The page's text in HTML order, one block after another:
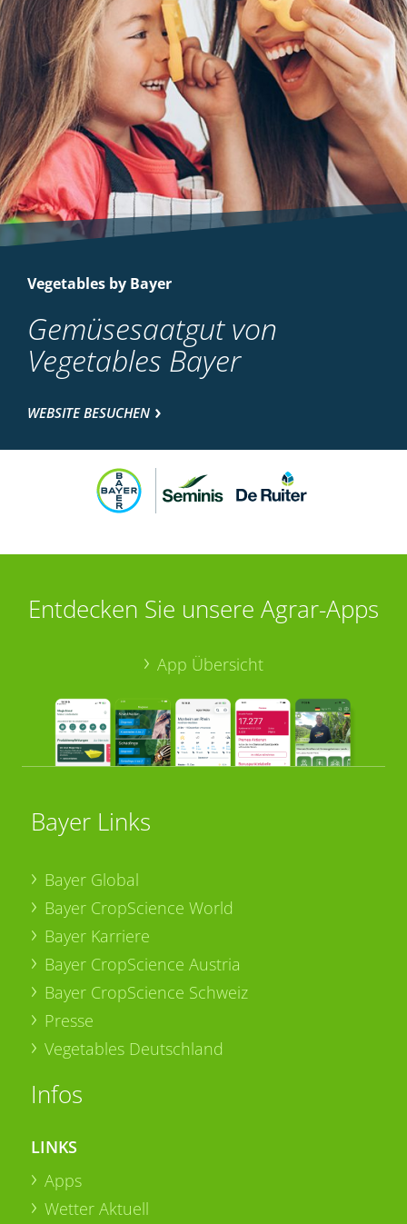
Vegetables by Bayer
Gemüsesaatgut von
Vegetables Bayer
WEBSITE BESUCHEN
Entdecken Sie unsere Agrar-Apps
App Übersicht
Bayer Links
Bayer Global
Bayer CropScience World
Bayer Karriere
Bayer CropScience Austria
Bayer CropScience Schweiz
Presse
Vegetables Deutschland
Infos
LINKS
Apps
Wetter Aktuell